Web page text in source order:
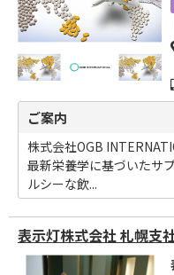
ご案内
株式会社OGB
最新栄養学に基づいたサ
ルシーな飲...
表示灯株式会社 札幌支